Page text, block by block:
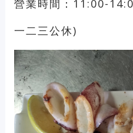
營業時間：11:00-
一二三公休)